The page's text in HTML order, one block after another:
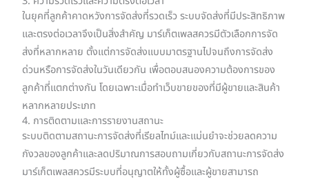
ในยุคที่ลูกค้าคาดหวังการจัดส่งที่รวดเร็ว ระบบจัดส่งที่มีประสิทธิภาพ
และตรงต่อเวลาจึงเป็นสิ่งสำคัญ มาร์เก็ตเพลสควรมีตัวเลือกการจัด
ส่งที่หลากหลาย ตั้งแต่การจัดส่งแบบมาตรฐานไปจนถึงการจัดส่ง
ด่วนหรือการจัดส่งในวันเดียวกัน เพื่อตอบสนองความต้องการของ
ลูกค้าที่แตกต่างกัน โดยเฉพาะเมื่อทำเว็บขายของที่มีผู้ขายและสินค้า
หลากหลายประเภท
4. การติดตามและการรายงานสถานะ
ระบบติดตามสถานะการจัดส่งที่เรียลไทม์และแม่นยำจะช่วยลดความ
กังวลของลูกค้าและลดปริมาณการสอบถามเกี่ยวกับสถานะการจัดส่ง
มาร์เก็ตเพลสควรมีระบบที่อนุญาตให้ทั้งผู้ซื้อและผู้ขายสามารถ